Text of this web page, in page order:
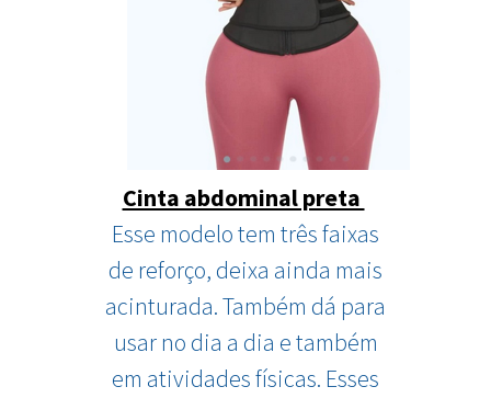
Cinta abdominal preta
Esse modelo tem três faixas
de reforço, deixa ainda mais
acinturada. Também dá para
usar no dia a dia e também
em atividades físicas. Esses